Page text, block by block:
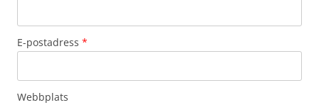
E-postadress *
Webbplats